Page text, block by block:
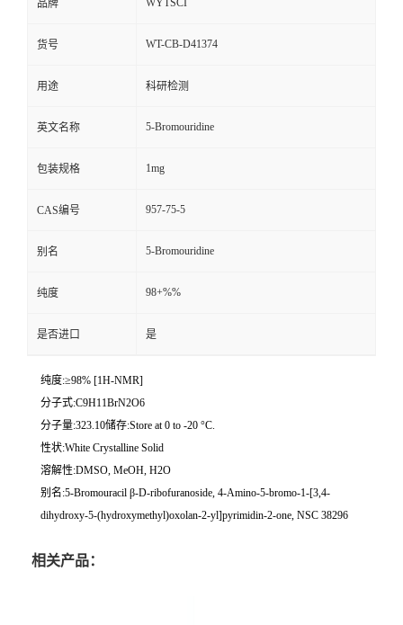
品牌 WYTSCI
货号 WT-CB-D41374
用途 科研检测
英文名称 5-Bromouridine
包装规格 1mg
CAS编号 957-75-5
别名 5-Bromouridine
纯度 98+%%
是否进口 是
纯度:≥98% [1H-NMR]
分子式:C9H11BrN2O6
分子量:323.10储存:Store at 0 to -20 °C.
性状:White Crystalline Solid
溶解性:DMSO, MeOH, H2O
别名:5-Bromouracil β-D-ribofuranoside, 4-Amino-5-bromo-1-[3,4-
dihydroxy-5-(hydroxymethyl)oxolan-2-yl]pyrimidin-2-one, NSC 38296
相关产品：